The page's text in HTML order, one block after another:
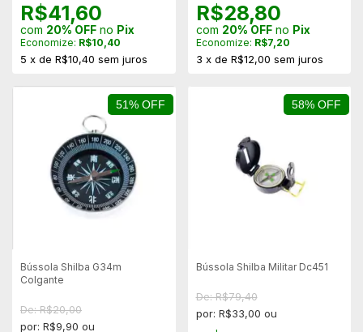
R$41,60
com 20% OFF no Pix
Economize: R$10,40
5 x de R$10,40 sem juros
R$28,80
com 20% OFFno Pix
Economize: R$7,20
3 x de R$12,00 sem juros
51% OFF
Bússola Shilba G34m
Colgante
De: R$20,00
por: R$9,90 ou
58% OFF
Bússola Shilba Militar Dc451
De: R$79,40
por: R$33,00 ou